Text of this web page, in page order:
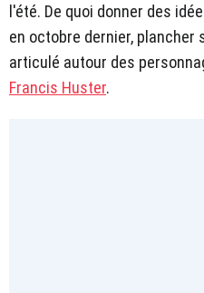
l'été. De quoi donner des
en octobre dernier, plancher
articulé autour des
Francis Huster.